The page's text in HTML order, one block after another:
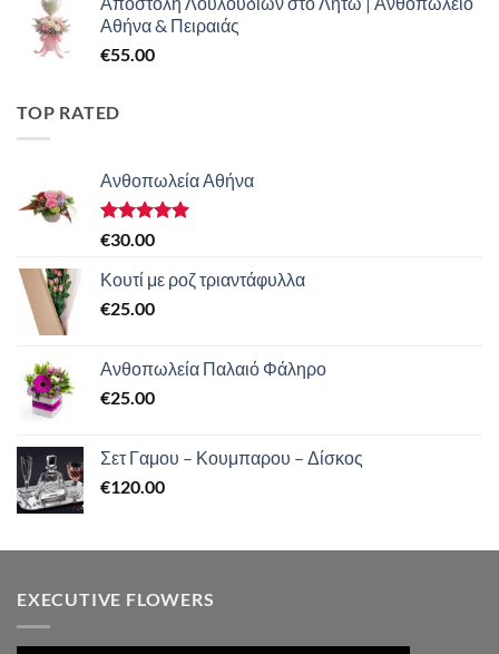
Αθήνα & Πειραιάς
€55.00
TOP RATED
Ανθοπωλεία Αθήνα
Βαθμολογήθηκε
από 5
€30.00
Κουτί με ροζ τριαντάφυλλα
€25.00
Ανθοπωλεία Παλαιό Φάληρο
€25.00
Σετ Γαμου – Κουμπαρου – Δίσκος
€120.00
EXECUTIVE FLOWERS